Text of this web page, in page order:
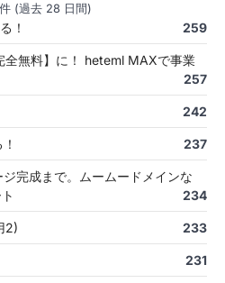
(過去 28 日間)
！ 259
全無料】に！ heteml MAXで事業
257
242
237
完成まで。ムームードメインな
234
2) 233
231